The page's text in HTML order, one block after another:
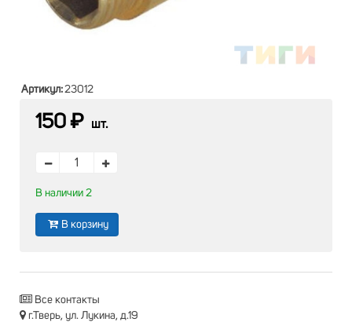
Артикул:23012
150 ₽ шт.
В наличии 2
В корзину
Все контакты
г.Тверь, ул. Лукина, д.19